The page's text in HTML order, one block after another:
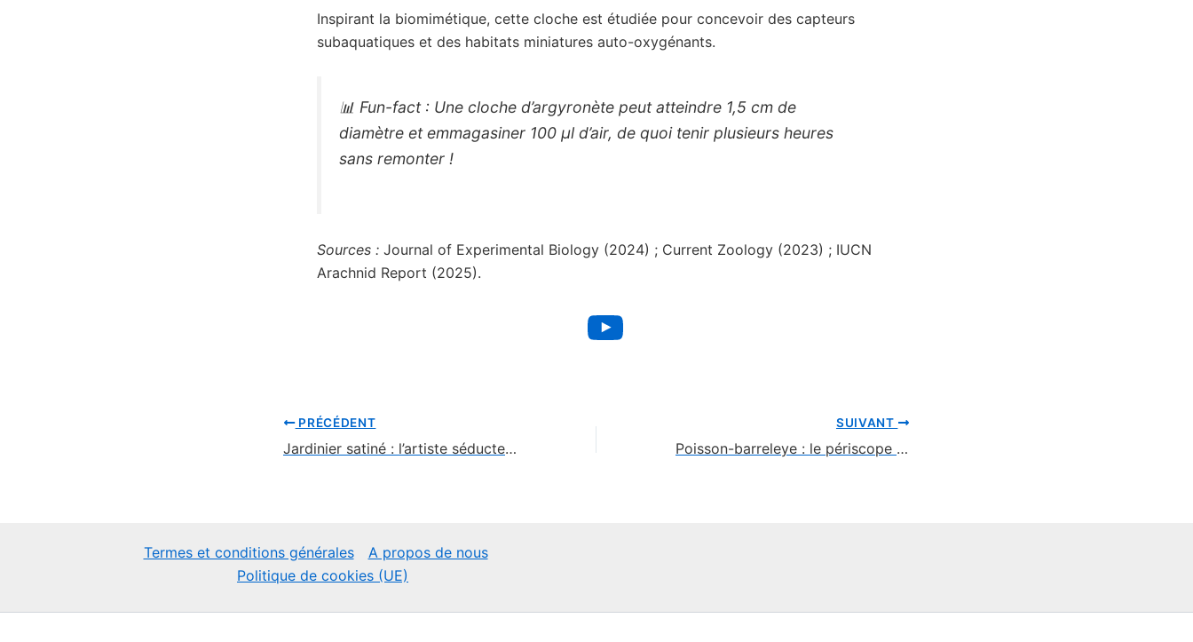
Inspirant la biomimétique, cette cloche est étudiée pour concevoir des capteurs
subaquatiques et des habitats miniatures auto-oxygénants.
📊 Fun-fact : Une cloche d’argyronète peut atteindre 1,5 cm de
diamètre et emmagasiner 100 μl d’air, de quoi tenir plusieurs heures
sans remonter !
Sources : Journal of Experimental Biology (2024) ; Current Zoology (2023) ; IUCN
Arachnid Report (2025).
YouTube
PRÉCÉDENT
Jardinier satiné : l’artiste séducteur des forêts australiennes
SUIVANT
Poisson-barreleye : le périscope des abysses
Termes et conditions générales
A propos de nous
Politique de cookies (UE)